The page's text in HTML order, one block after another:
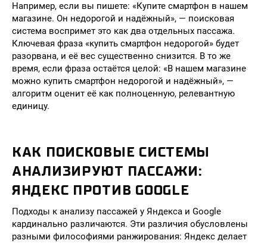
Например, если вы пишете: «Купите смартфон в нашем
магазине. Он недорогой и надёжный», — поисковая
система воспримет это как два отдельных пассажа.
Ключевая фраза «купить смартфон недорогой» будет
разорвана, и её вес существенно снизится. В то же
время, если фраза остаётся целой: «В нашем магазине
можно купить смартфон недорогой и надёжный», —
алгоритм оценит её как полноценную, релевантную
единицу.
КАК ПОИСКОВЫЕ СИСТЕМЫ
АНАЛИЗИРУЮТ ПАССАЖИ:
ЯНДЕКС ПРОТИВ GOOGLE
Подходы к анализу пассажей у Яндекса и Google
кардинально различаются. Эти различия обусловлены
разными философиями ранжирования: Яндекс делает